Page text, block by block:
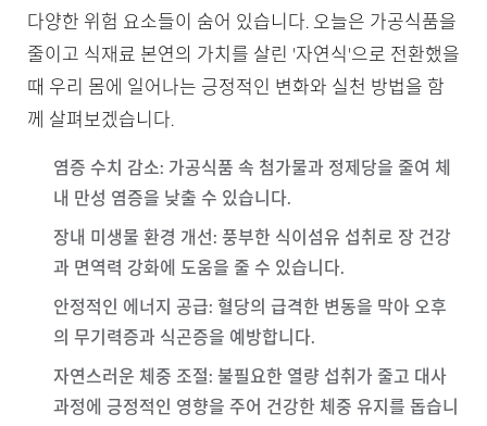
다양한 위험 요소들이 숨어 있습니다. 오늘은 가공식품을
줄이고 식재료 본연의 가치를 살린 '자연식'으로 전환했을
때 우리 몸에 일어나는 긍정적인 변화와 실천 방법을 함
께 살펴보겠습니다.
염증 수치 감소: 가공식품 속 첨가물과 정제당을 줄여 체
내 만성 염증을 낮출 수 있습니다.
장내 미생물 환경 개선: 풍부한 식이섬유 섭취로 장 건강
과 면역력 강화에 도움을 줄 수 있습니다.
안정적인 에너지 공급: 혈당의 급격한 변동을 막아 오후
의 무기력증과 식곤증을 예방합니다.
자연스러운 체중 조절: 불필요한 열량 섭취가 줄고 대사
과정에 긍정적인 영향을 주어 건강한 체중 유지를 돕습니